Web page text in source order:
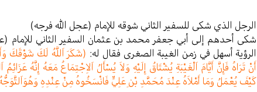
الرجل الذي شكى للسفير الثاني شوقه للإمام (عجل الله فرجه)
شكى أحدهم إلى أبي جعفر محمد بن عثمان السفير الثاني للإمام
الرؤية أسهل في زمن الغيبة الصغرى فقال له: (شَكَرَ اَللَّهُ لَكَ شَوْقَكَ
أَنْ تَرَاهُ فَإِنَّ أَيَّامَ اَلْغَيْبَةِ يُشْتَاقُ إِلَيْهِ وَلاَ يُسْأَلُ اَلاِجْتِمَاعُ مَعَهُ إِنَّهُ عَزَائِمُ
كَيْفَ يُعْمَلُ وَمَا أَمْلاَهُ عِنْدَ مُحَمَّدِ بْنِ عَلِيٍّ فَانْسَخُوهُ مِنْ عِنْدِهِ وَهُوَاَلتَّوَجُّهُ